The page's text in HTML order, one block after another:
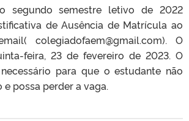
segundo semestre letivo de 2022
de Ausência de Matrícula ao
colegiadofaem@gmail.com). O
feira, 23 de fevereiro de 2023. O
para que o estudante não
possa perder a vaga.